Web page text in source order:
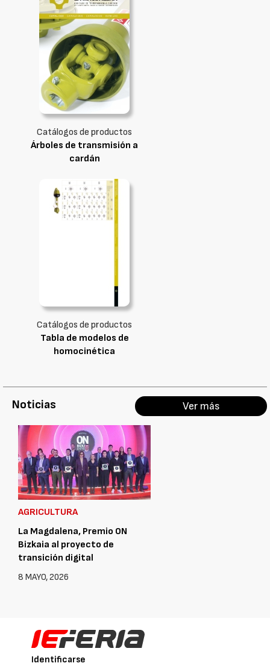
Catálogos de productos
Árboles de transmisión a
cardán
Catálogos de productos
Tabla de modelos de
homocinética
Noticias Ver más
AGRICULTURA
La Magdalena, Premio ON
Bizkaia al proyecto de
transición digital
8 MAYO, 2026
Identificarse